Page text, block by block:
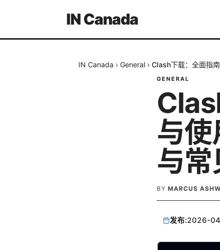
IN Canada
IN Canada › General › Clash下载：全面指
GENERAL
与
与
BY MARCUS
发布:2026-